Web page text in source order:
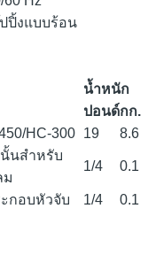
ปิ้งแบบร้อน
น้ำหนัก
ปอนด์กก.
HC-300 19 8.6
นั้นสำหรับ
ม
1/4 0.1
กอบหัวจับ 1/4 0.1